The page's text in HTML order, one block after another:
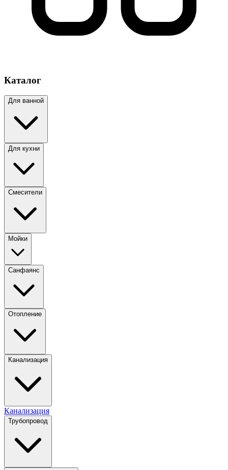
Каталог
Для ванной
Для кухни
Смесители
Мойки
Санфаянс
Отопление
Канализация
Канализация
Трубопровод